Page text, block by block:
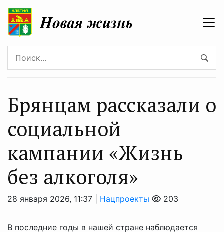
Брянцам рассказали о
социальной
кампании «Жизнь
без алкоголя»
28 января 2026, 11:37 | Нацпроекты 203
В последние годы в нашей стране наблюдается